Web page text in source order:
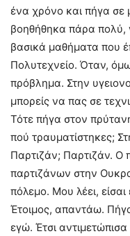
ένα χρόνο και πήγα σε
βοηθήθηκα πάρα πολύ,
βασικά μαθήματα που
Πολυτεχνείο. Όταν,
πρόβλημα. Στην
μπορείς να πας σε
Τότε πήγα στον
πού τραυματίστηκες;
Παρτιζάν; Παρτιζάν. Ο
παρτιζάνων στην
πόλεμο. Μου λέει, είσαι
Έτοιμος, απαντάω.
εγώ. Έτσι